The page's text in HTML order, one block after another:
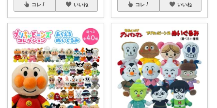
コレ いいね コレ いいね